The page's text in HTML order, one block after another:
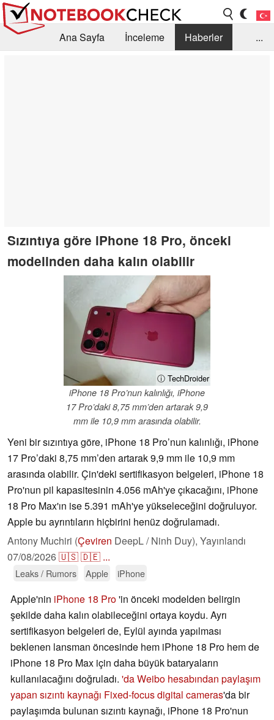
Ana Sayfa İnceleme
Haberler
...
Sızıntıya göre iPhone 18 Pro, önceki
modelinden daha kalın olabilir
ⓘ TechDroider
iPhone 18 Pro’nun kalınlığı, iPhone
17 Pro’daki 8,75 mm’den artarak 9,9
mm ile 10,9 mm arasında olabilir.
Yeni bir sızıntıya göre, iPhone 18 Pro’nun kalınlığı, iPhone
17 Pro’daki 8,75 mm’den artarak 9,9 mm ile 10,9 mm
arasında olabilir. Çin'deki sertifikasyon belgeleri, iPhone 18
Pro'nun pil kapasitesinin 4.056 mAh'ye çıkacağını, iPhone
18 Pro Max'ın ise 5.391 mAh'ye yükseleceğini doğruluyor.
Apple bu ayrıntıların hiçbirini henüz doğrulamadı.
Antony Muchiri (Çeviren DeepL / Ninh Duy), Yayınlandı
07/08/2026🇺🇸🇩🇪 ...
Leaks / Rumors Apple iPhone
Apple'nin iPhone 18 Pro'in önceki modelden belirgin
şekilde daha kalın olabileceğini ortaya koydu. Ayrı
sertifikasyon belgeleri de, Eylül ayında yapılması
beklenen lansman öncesinde hem iPhone 18 Pro hem de
iPhone 18 Pro Max için daha büyük bataryaların
kullanılacağını doğruladı. 'da Weibo hesabından paylaşım
yapan sızıntı kaynağı Fixed-focus digital cameras'da bir
paylaşımda bulunan sızıntı kaynağı, iPhone 18 Pro'nun